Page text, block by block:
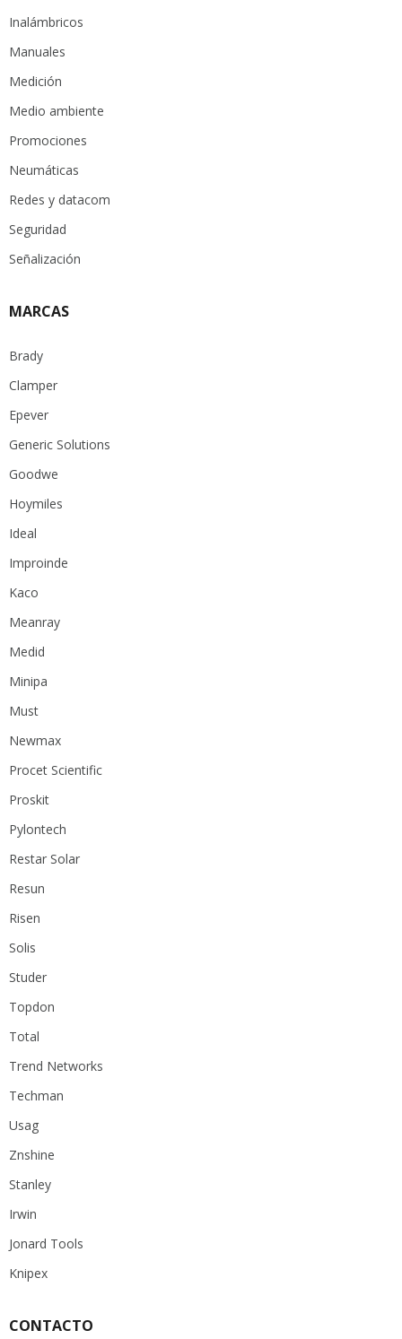
Inalámbricos
Manuales
Medición
Medio ambiente
Promociones
Neumáticas
Redes y datacom
Seguridad
Señalización
MARCAS
Brady
Clamper
Epever
Generic Solutions
Goodwe
Hoymiles
Ideal
Improinde
Kaco
Meanray
Medid
Minipa
Must
Newmax
Procet Scientific
Proskit
Pylontech
Restar Solar
Resun
Risen
Solis
Studer
Topdon
Total
Trend Networks
Techman
Usag
Znshine
Stanley
Irwin
Jonard Tools
Knipex
CONTACTO